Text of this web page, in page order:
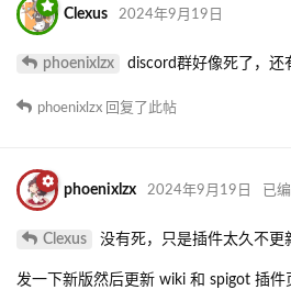
Clexus 2024年9月19日
phoenixlzx discord群好像死了，还
phoenixlzx 回复了此帖
phoenixlzx 2024年9月19日 已
Clexus 没有死，只是插件太久不更
发一下新版然后更新 wiki 和 spigot 插件